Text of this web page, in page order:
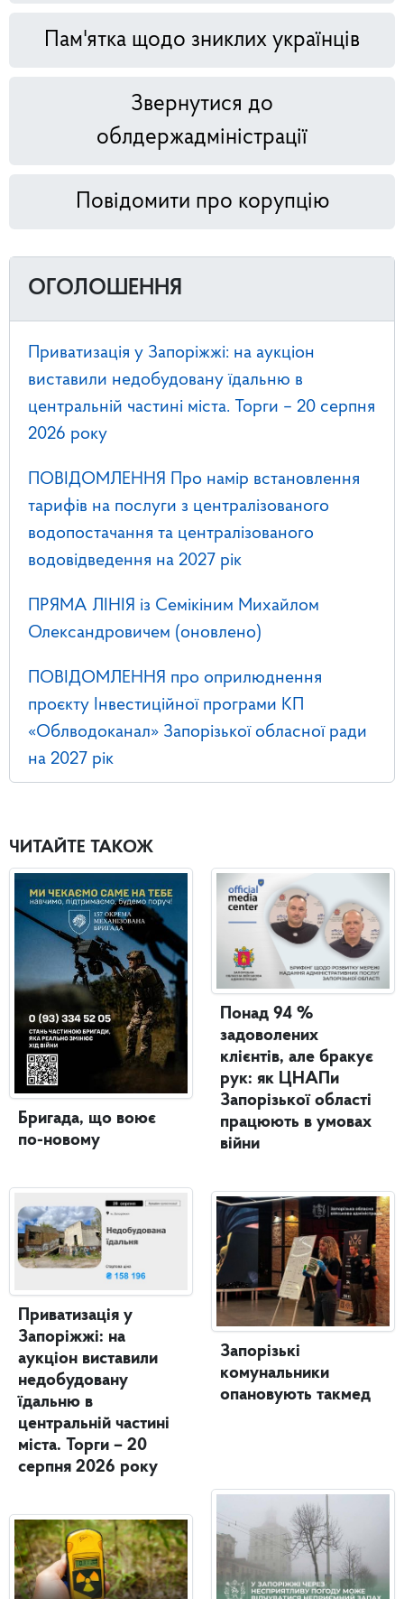
Пам'ятка щодо зниклих українців
Звернутися до
облдержадміністрації
Повідомити про корупцію
ОГОЛОШЕННЯ
Приватизація у Запоріжжі: на аукціон
виставили недобудовану їдальню в
центральній частині міста. Торги – 20 серпня
2026 року
ПОВІДОМЛЕННЯ Про намір встановлення
тарифів на послуги з централізованого
водопостачання та централізованого
водовідведення на 2027 рік
ПРЯМА ЛІНІЯ із Семікіним Михайлом
Олександровичем (оновлено)
ПОВІДОМЛЕННЯ про оприлюднення
проєкту Інвестиційної програми КП
«Облводоканал» Запорізької обласної ради
на 2027 рік
ЧИТАЙТЕ ТАКОЖ
Бригада, що воює
по-новому
Приватизація у
Запоріжжі: на
аукціон виставили
недобудовану
їдальню в
центральній частині
міста. Торги – 20
серпня 2026 року
Понад 94 %
задоволених
клієнтів, але бракує
рук: як ЦНАПи
Запорізької області
працюють в умовах
війни
Запорізькі
комунальники
опановують такмед